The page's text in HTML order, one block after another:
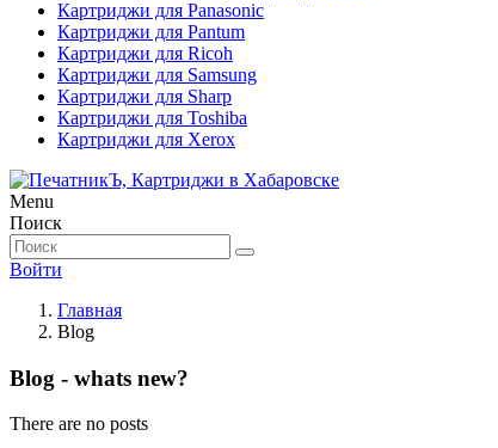
Картриджи для Panasonic
Картриджи для Pantum
Картриджи для Ricoh
Картриджи для Samsung
Картриджи для Sharp
Картриджи для Toshiba
Картриджи для Xerox
Menu
Поиск
Войти
Главная
Blog
Blog - whats new?
There are no posts